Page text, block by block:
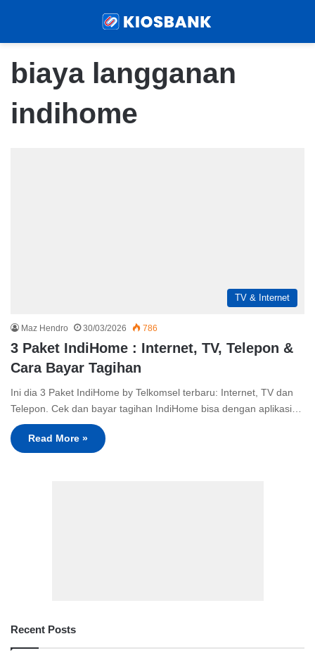
biaya langganan
indihome
TV & Internet
Maz Hendro 30/03/2026 786
3 Paket IndiHome : Internet, TV, Telepon &
Cara Bayar Tagihan
Ini dia 3 Paket IndiHome by Telkomsel terbaru: Internet, TV dan
Telepon. Cek dan bayar tagihan IndiHome bisa dengan aplikasi…
Read More »
Recent Posts